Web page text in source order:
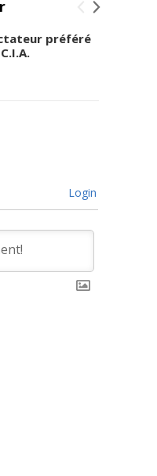
préféré
Login